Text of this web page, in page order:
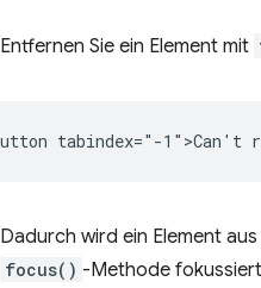
Entfernen Sie ein Element mit
Dadurch wird ein Element
focus() -Methode